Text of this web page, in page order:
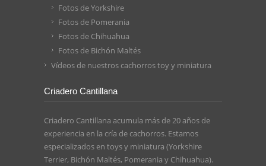
Fotos de Yorkshire
Fotos de Pomerania
Fotos de Chihuahua
Fotos de Bichón Maltés
Vídeos de nuestros cachorros toy y miniatura
Criadero Cantillana
Criadero Cantillana acumula más de 20 años de
experiencia en la cría de cachorros. Estamos
especializados en toys y miniatura (Yorkshire
Terrier, Bichón Maltés, Pomerania y Chihuahua).